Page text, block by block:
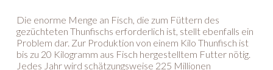
Die enorme Menge an Fisch, die zum Füttern des
gezüchteten Thunfischs erforderlich ist, stellt ebenfalls ein
Problem dar. Zur Produktion von einem Kilo Thunfisch ist
bis zu 20 Kilogramm aus Fisch hergestelltem Futter nötig.
Jedes Jahr wird schätzungsweise 225 Millionen